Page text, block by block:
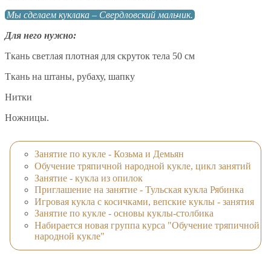
Мы сделаем куклака – Свердловский мальчик.
Для него нужно:
Ткань светлая плотная для скруток тела 50 см
Ткань на штаны, рубаху, шапку
Нитки
Ножницы.
Занятие по кукле - Козьма и Демьян
Обучение тряпичной народной кукле, цикл занятий
Занятие - кукла из опилок
Приглашение на занятие - Тульская кукла Рябинка
Игровая кукла с косичками, вепские куклы - занятия
Занятие по кукле - основы куклы-столбика
Набирается новая группа курса "Обучение тряпичной
народной кукле"